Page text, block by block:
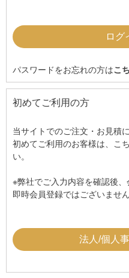
パスワードをお忘れの方はこ
初めてご利用の方
当サイトでのご注文・お見積
初めてご利用のお客様は、こ
い。
※弊社でご入力内容を確認後、
即時会員登録ではございませ